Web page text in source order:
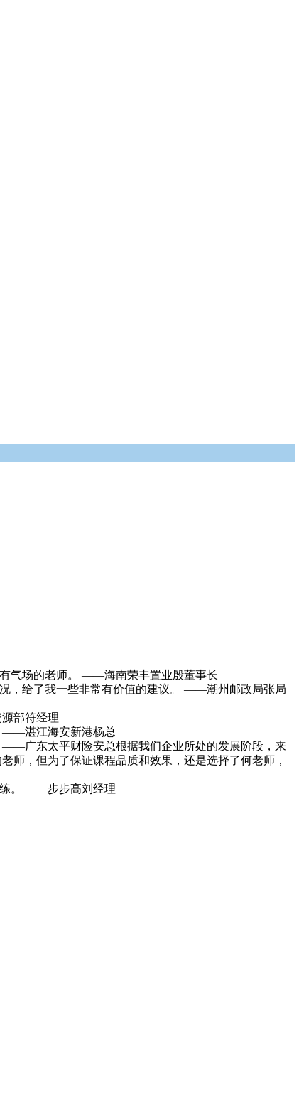
气场的老师。 ——海南荣丰置业殷董事长
，给了我一些非常有价值的建议。 ——潮州邮政局张局
部符经理
——湛江海安新港杨总
——广东太平财险安总根据我们企业所处的发展阶段，来
，但为了保证课程品质和效果，还是选择了何老师，
练。 ——步步高刘经理